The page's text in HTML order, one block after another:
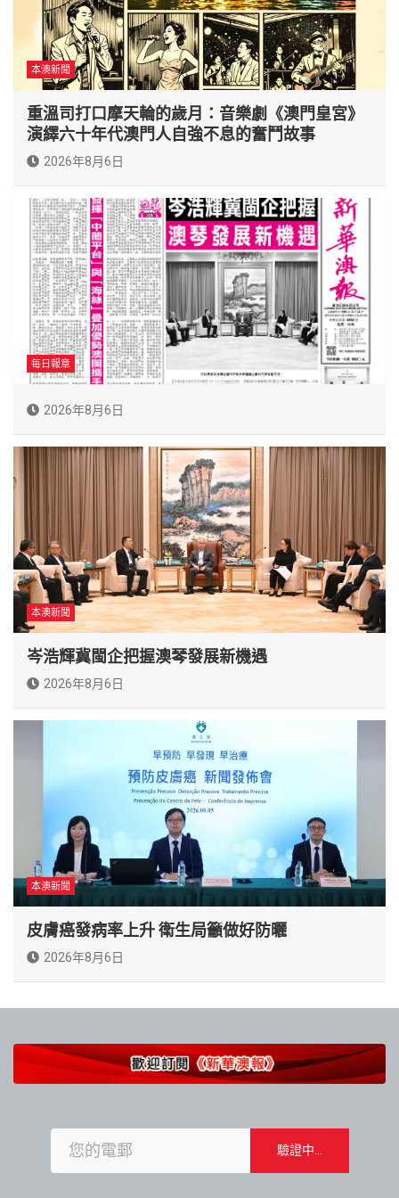
本澳新聞
重溫司打口摩天輪的歲月：音樂劇《澳門皇宮》
演繹六十年代澳門人自強不息的奮鬥故事
2026年8月6日
每日報章
2026年8月6日
本澳新聞
岑浩輝冀閩企把握澳琴發展新機遇
2026年8月6日
本澳新聞
皮膚癌發病率上升 衛生局籲做好防曬
2026年8月6日